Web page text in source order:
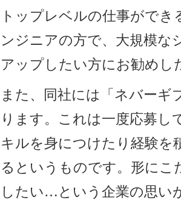
トップレベルの仕事がで
ンジニアの方で、大規模な
アップしたい方にお勧めし
また、同社には「ネバーギ
ります。これは一度応募し
キルを身につけたり経験を
るというものです。形にこ
したい…という企業の思い